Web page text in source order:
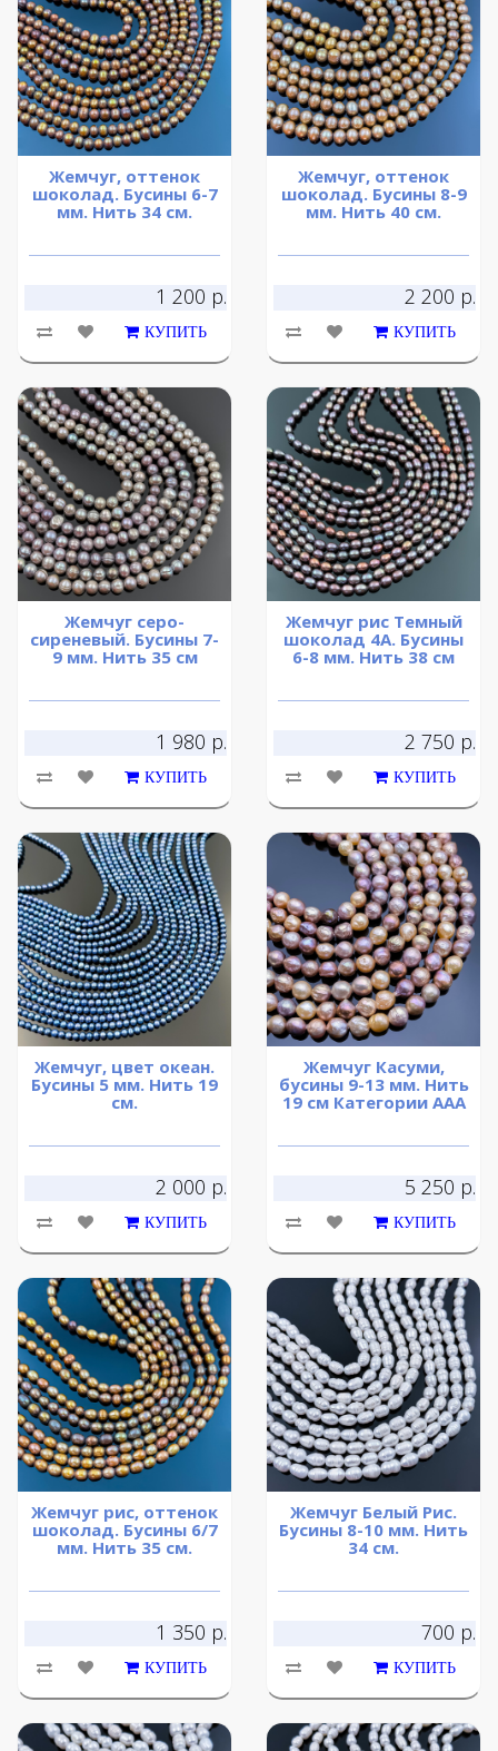
Жемчуг, оттенок
шоколад. Бусины 6-7
мм. Нить 34 см.
1 200 р.
КУПИТЬ
Жемчуг, оттенок
шоколад. Бусины 8-9
мм. Нить 40 см.
2 200 р.
КУПИТЬ
Жемчуг серо-
сиреневый. Бусины 7-
9 мм. Нить 35 см
1 980 р.
КУПИТЬ
Жемчуг рис Темный
шоколад 4А. Бусины
6-8 мм. Нить 38 см
2 750 р.
КУПИТЬ
Жемчуг, цвет океан.
Бусины 5 мм. Нить 19
см.
2 000 р.
КУПИТЬ
Жемчуг Касуми,
бусины 9-13 мм. Нить
19 см Категории ААА
5 250 р.
КУПИТЬ
Жемчуг рис, оттенок
шоколад. Бусины 6/7
мм. Нить 35 см.
1 350 р.
КУПИТЬ
Жемчуг Белый Рис.
Бусины 8-10 мм. Нить
34 см.
700 р.
КУПИТЬ